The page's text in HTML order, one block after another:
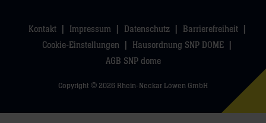
Kontakt Impressum Datenschutz
Barrierefreiheit
Cookie-Einstellungen
Hausordnung SNP DOME
AGB SNP dome
Copyright © 2026 Rhein-Neckar Löwen GmbH